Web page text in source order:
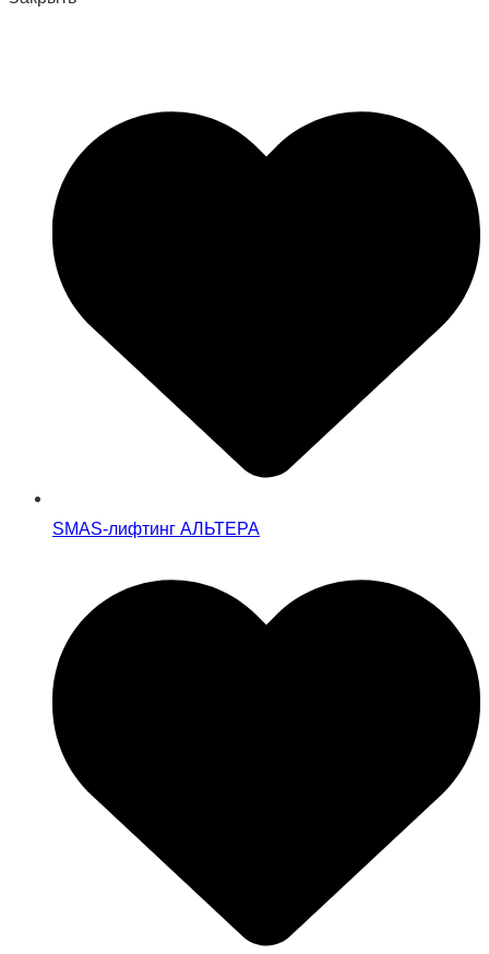
SMAS-лифтинг АЛЬТЕРА